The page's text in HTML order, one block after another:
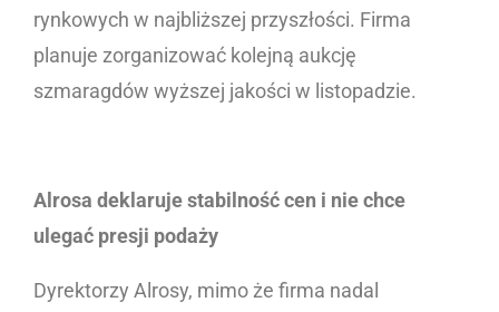
rynkowych w najbliższej przyszłości. Firma
planuje zorganizować kolejną aukcję
szmaragdów wyższej jakości w listopadzie.
Alrosa deklaruje stabilność cen i nie chce
ulegać presji podaży
Dyrektorzy Alrosy, mimo że firma nadal